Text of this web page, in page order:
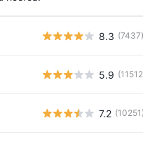
8.3 (7437)
5.9 (11512)
7.2 (10251)